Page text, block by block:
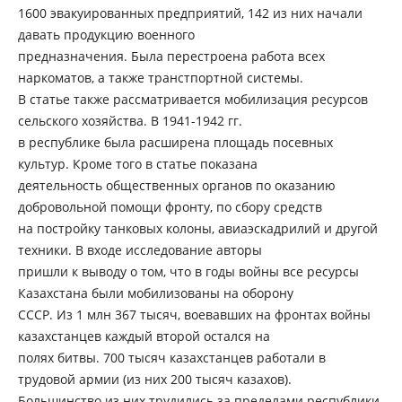
1600 эвакуированных предприятий, 142 из них начали
давать продукцию военного
предназначения. Была перестроена работа всех
наркоматов, а также транстпортной системы.
В статье также рассматривается мобилизация ресурсов
сельского хозяйства. В 1941-1942 гг.
в республике была расширена площадь посевных
культур. Кроме того в статье показана
деятельность общественных органов по оказанию
добровольной помощи фронту, по сбору средств
на постройку танковых колоны, авиаэскадрилий и другой
техники. В входе исследование авторы
пришли к выводу о том, что в годы войны все ресурсы
Казахстана были мобилизованы на оборону
СССР. Из 1 млн 367 тысяч, воевавших на фронтах войны
казахстанцев каждый второй остался на
полях битвы. 700 тысяч казахстанцев работали в
трудовой армии (из них 200 тысяч казахов).